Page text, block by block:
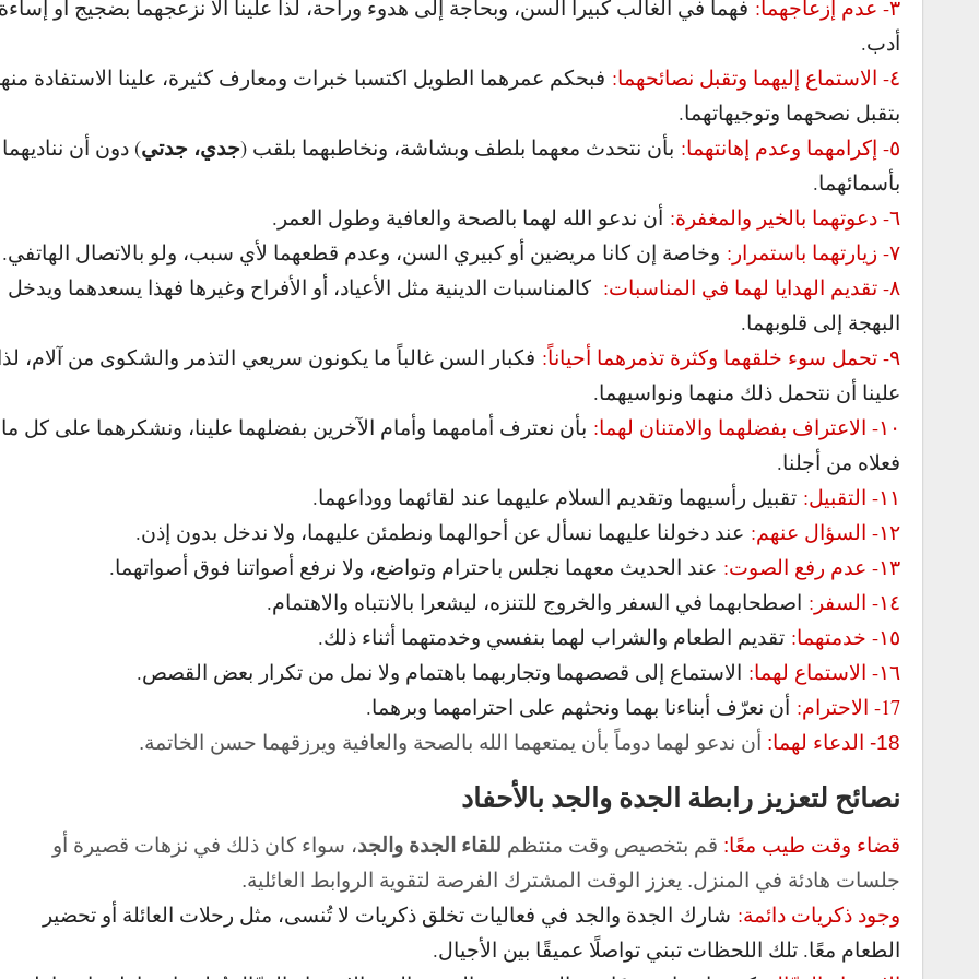
٣- عدم إزعاجهما:
فهما في الغالب كبيرا السن، وبحاجة إلى هدوء وراحة، لذا علينا ألا نزعجهما بضجيج أو إساءة
أدب.
٤- الاستماع إليهما وتقبل نصائحهما:
فبحكم عمرهما الطويل اكتسبا خبرات ومعارف كثيرة، علينا الاستفادة
بتقبل نصحهما وتوجيهاتهما.
٥- إكرامهما وعدم إهانتهما:
بأن نتحدث معهما بلطف وبشاشة، ونخاطبهما بلقب (جدي، جدتي) دون أن نناديهما
بأسمائهما.
٦- دعوتهما بالخير والمغفرة:
أن ندعو الله لهما بالصحة والعافية وطول العمر.
٧- زيارتهما باستمرار:
وخاصة إن كانا مريضين أو كبيري السن، وعدم قطعهما لأي سبب، ولو بالاتصال الهاتفي.
٨- تقديم الهدايا لهما في المناسبات:
كالمناسبات الدينية مثل الأعياد، أو الأفراح وغيرها فهذا يسعدهما ويدخل
البهجة إلى قلوبهما.
٩- تحمل سوء خلقهما وكثرة تذمرهما أحياناً:
فكبار السن غالباً ما يكونون سريعي التذمر والشكوى من آلام،
علينا أن نتحمل ذلك منهما ونواسيهما.
١٠- الاعتراف بفضلهما والامتنان لهما:
بأن نعترف أمامهما وأمام الآخرين بفضلهما علينا، ونشكرهما على كل ما
فعلاه من أجلنا.
١١- التقبيل:
تقبيل رأسيهما وتقديم السلام عليهما عند لقائهما ووداعهما.
١٢- السؤال عنهم:
عند دخولنا عليهما نسأل عن أحوالهما ونطمئن عليهما، ولا ندخل بدون إذن.
١٣- عدم رفع الصوت:
عند الحديث معهما نجلس باحترام وتواضع، ولا نرفع أصواتنا فوق أصواتهما.
١٤- السفر:
اصطحابهما في السفر والخروج للتنزه، ليشعرا بالانتباه والاهتمام.
١٥- خدمتهما:
تقديم الطعام والشراب لهما بنفسي وخدمتهما أثناء ذلك.
١٦- الاستماع لهما:
الاستماع إلى قصصهما وتجاربهما باهتمام ولا نمل من تكرار بعض القصص.
17- الاحترام:
أن نعرّف أبناءنا بهما ونحثهم على احترامهما وبرهما.
18- الدعاء لهما: أن ندعو لهما دوماً بأن يمتعهما الله بالصحة والعافية ويرزقهما حسن الخاتمة.
نصائح لتعزيز رابطة الجدة والجد بالأحفاد
قضاء وقت طيب معًا: قم بتخصيص وقت منتظم للقاء الجدة والجد، سواء كان ذلك في نزهات قصيرة أو
جلسات هادئة في المنزل. يعزز الوقت المشترك الفرصة لتقوية الروابط العائلية.
وجود ذكريات دائمة: شارك الجدة والجد في فعاليات تخلق ذكريات لا تُنسى، مثل رحلات العائلة أو تحضير
الطعام معًا. تلك اللحظات تبني تواصلًا عميقًا بين الأجيال.